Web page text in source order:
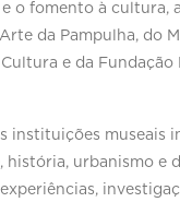
o fomento à
da Pampulha, do
e da
instituições
urbanismo e